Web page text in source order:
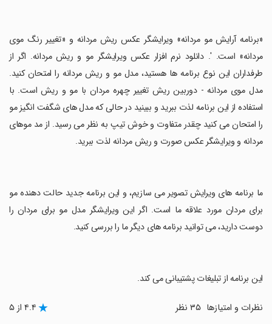
‏«برنامه آرایش مو مردانه» ویرایشگر عکس ریش مردانه و «تغییر رنگ موی
مردانه» است. '. دانلود نرم افزار عکس ویرایشگر مو و ریش مردانه. اگر از
طرفداران این نوع برنامه ها هستید، مدل مو و ریش مردانه را امتحان کنید.
مدل موی مردانه - دوربین ریش تغییر چهره مردان با مو و ریش است. با
استفاده از این برنامه لذت ببرید و ببینید در حالی که مدل های شگفت انگیز مو
را امتحان می کنید چقدر متفاوت و خوش تیپ به نظر می رسید. از مد موهای
مردانه و ویرایشگر عکس صورت و ریش مردانه لذت ببرید.
‏ما برنامه های ویرایش تصویر می سازیم، و این برنامه جدید حالت دهنده مو
برای مردان مورد علاقه ما است. اگر این ویرایشگر مدل مو برای مردان را
دوست دارید، می توانید برنامه های دیگر ما را بررسی کنید.
‏این برنامه از تبلیغات پشتیبانی می کند.
نظرات و امتیازها ۴.۴ از ۵